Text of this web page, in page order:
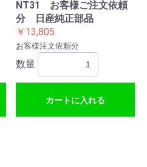
NT31 お客様ご注文依頼
分 日産純正部品
￥13,805
お客様注文依頼分
数量
カートに入れる